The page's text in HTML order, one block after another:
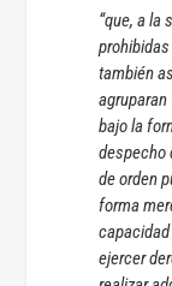
“que, a la
también
bajo la
despecho
de orden
forma
ejercer